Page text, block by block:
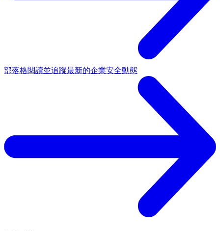
部落格閱讀並追蹤最新的企業安全動態